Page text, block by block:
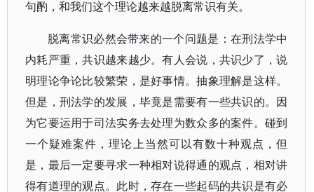
句酌，和我们这个理论越来越脱离常识有关。
脱离常识必然会带来的一个问题是：在刑法学中
内耗严重，共识越来越少。有人会说，共识少了，说
明理论争论比较繁荣，是好事情。抽象理解是这样。
但是，刑法学的发展，毕竟是需要有一些共识的。因
为它要运用于司法实务去处理为数众多的案件。碰到
一个疑难案件，理论上当然可以有数十种观点，但
是，最后一定要寻求一种相对说得通的观点，相对讲
得有道理的观点。此时，存在一些起码的共识是有必